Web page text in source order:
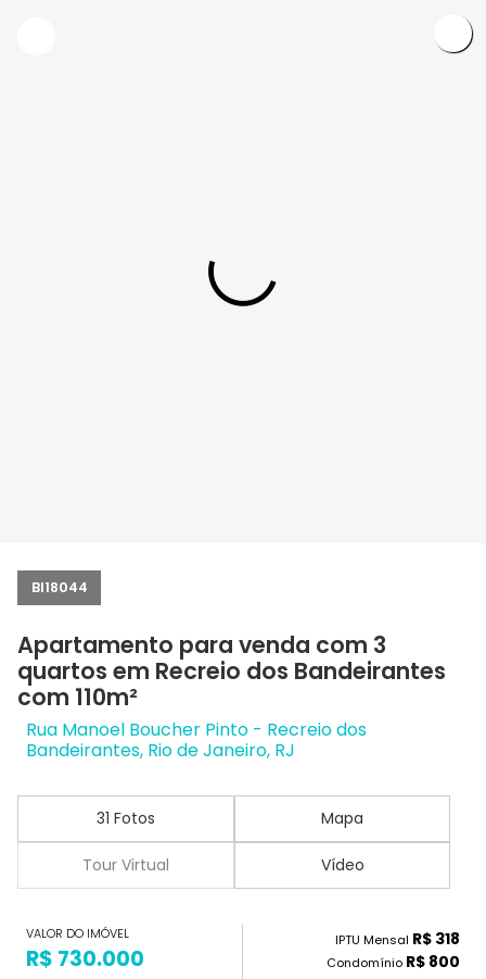
BI18044
Apartamento para venda com 3
quartos em Recreio dos Bandeirantes
com 110m²
Rua Manoel Boucher Pinto - Recreio dos
Bandeirantes, Rio de Janeiro, RJ
31 Fotos Mapa
Tour Virtual Vídeo
VALOR DO IMÓVEL
R$ 730.000
IPTU Mensal R$ 318
Condomínio R$ 800